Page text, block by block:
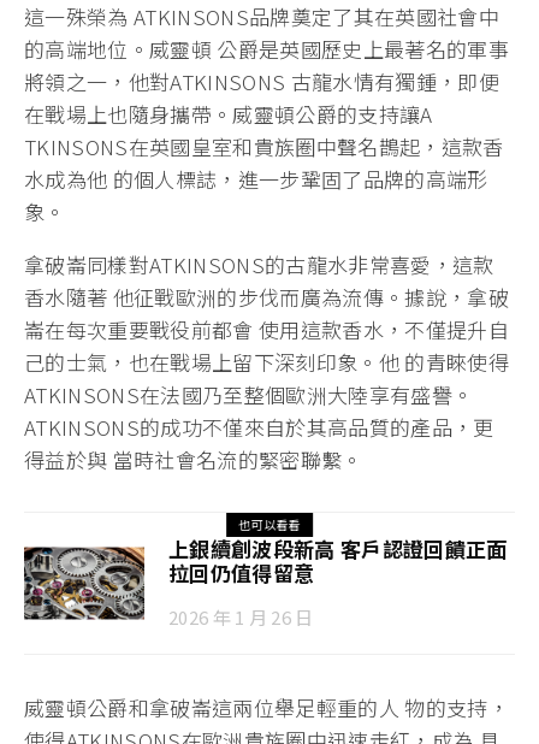
這一殊榮為 ATKINSONS品牌奠定了其在英國社會中
的高端地位。威靈頓 公爵是英國歷史上最著名的軍事
將領之一，他對ATKINSONS 古龍水情有獨鍾，即便
在戰場上也隨身攜帶。威靈頓公爵的支持讓A
TKINSONS在英國皇室和貴族圈中聲名鵲起，這款香
水成為他 的個人標誌，進一步鞏固了品牌的高端形
象。
拿破崙同樣對ATKINSONS的古龍水非常喜愛，這款
香水隨著 他征戰歐洲的步伐而廣為流傳。據說，拿破
崙在每次重要戰役前都會 使用這款香水，不僅提升自
己的士氣，也在戰場上留下深刻印象。他 的青睞使得
ATKINSONS在法國乃至整個歐洲大陸享有盛譽。
ATKINSONS的成功不僅來自於其高品質的產品，更
得益於與 當時社會名流的緊密聯繫。
也可以看看
上銀續創波段新高 客戶認證回饋正面
拉回仍值得留意
2026 年 1 月 26 日
威靈頓公爵和拿破崙這兩位舉足輕重的人 物的支持，